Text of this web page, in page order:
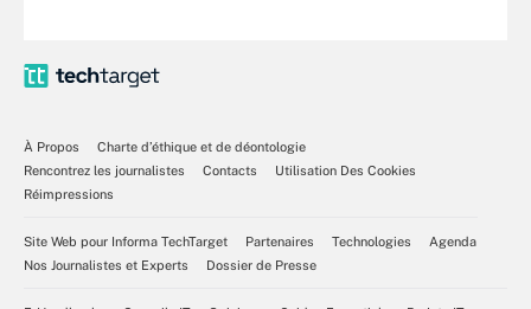
À Propos
Charte d’éthique et de déontologie
Rencontrez les journalistes
Contacts
Utilisation Des Cookies
Réimpressions
Site Web pour Informa TechTarget Partenaires Technologies
Agenda
Nos Journalistes et Experts
Dossier de Presse